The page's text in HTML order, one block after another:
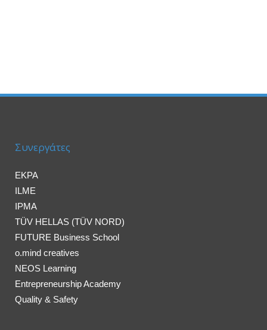
Συνεργάτες
EKPA
ILME
IPMA
TÜV HELLAS (TÜV NORD)
FUTURE Business School
o.mind creatives
NEOS Learning
Entrepreneurship Academy
Quality & Safety